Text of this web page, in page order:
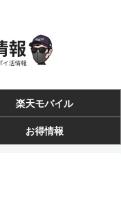
楽天モバイル
お得情報